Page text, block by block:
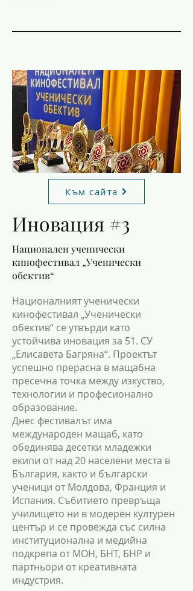
Към сайта
Иновация #3
Национален ученически
кинофестивал „Ученически
обектив“
Националният ученически
кинофестивал „Ученически
обектив“ се утвърди като
устойчива иновация за 51. СУ
„Елисавета Багряна“. Проектът
успешно прерасна в мащабна
пресечна точка между изкуство,
технологии и професионално
образование.
Днес фестивалът има
международен мащаб, като
обединява десетки младежки
екипи от над 20 населени места в
България, както и български
ученици от Молдова, Франция и
Испания. Събитието превръща
училището ни в модерен културен
център и се провежда със силна
институционална и медийна
подкрепа от МОН, БНТ, БНР и
партньори от креативната
индустрия.